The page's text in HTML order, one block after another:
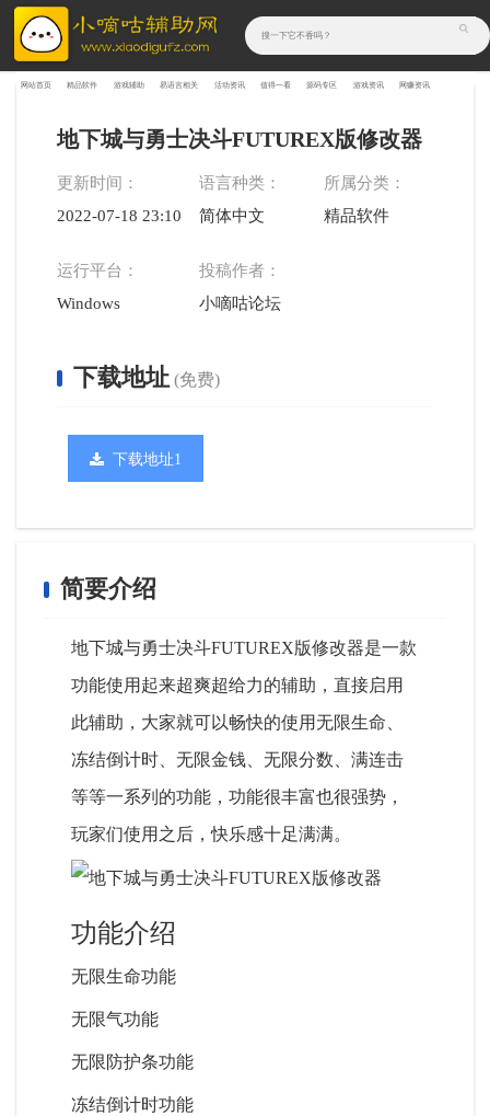
网站首页 精品软件 游戏辅助 易语言相关 活动资讯 值得一看 源码专区 游戏资讯 网赚资讯
地下城与勇士决斗FUTUREX版修改器
更新时间：
2022-07-18 23:10:09
语言种类：
简体中文
所属分类：
精品软件
运行平台：
Windows
投稿作者：
小嘀咕论坛
下载地址 (免费)
下载地址1
简要介绍
地下城与勇士决斗FUTUREX版修改器是一款
功能使用起来超爽超给力的辅助，直接启用
此辅助，大家就可以畅快的使用无限生命、
冻结倒计时、无限金钱、无限分数、满连击
等等一系列的功能，功能很丰富也很强势，
玩家们使用之后，快乐感十足满满。
功能介绍
无限生命功能
无限气功能
无限防护条功能
冻结倒计时功能